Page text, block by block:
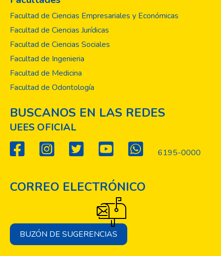
Facultad de Ciencias Empresariales y Económicas
Facultad de Ciencias Jurídicas
Facultad de Ciencias Sociales
Facultad de Ingenieria
Facultad de Medicina
Facultad de Odontología
BUSCANOS EN LAS REDES
UEES OFICIAL
6195-0000
CORREO ELECTRÓNICO
BUZÓN DE SUGERENCIAS